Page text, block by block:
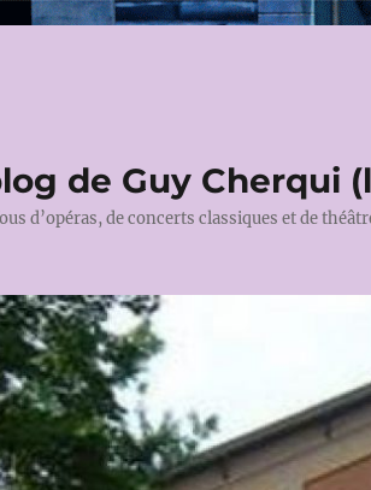
de Guy Cherqui
d’opéras, de concerts classiques et de